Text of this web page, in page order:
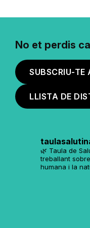
No et perdis
SUBSCRIU-TE
LLISTA DE
🌿 Taula de
treballant
humana i la